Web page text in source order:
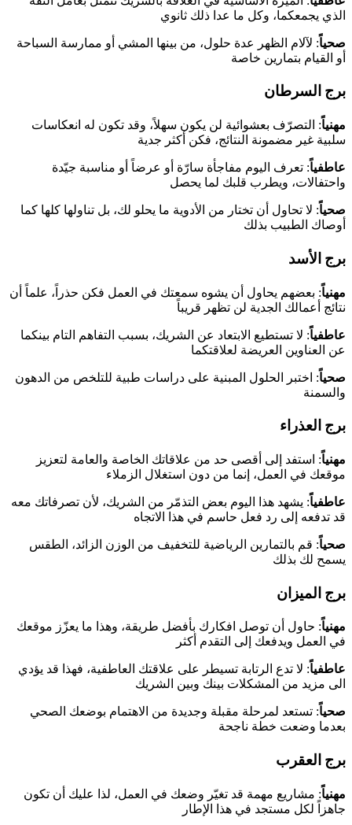
الذي يجمعكما، وكل ما عدا ذلك ثانوي
صحياً: لآلام الظهر عدة حلول، من بينها المشي أو ممارسة السباحة
أو القيام بتمارين خاصة
برج السرطان
مهنياً: التصرّف بعشوائية لن يكون سهلاً، وقد تكون له انعكاسات
سلبية غير مضمونة النتائج، فكن أكثر جدية
عاطفياً: تعرف اليوم مفاجأة سارّة أو عرضاً أو مناسبة جيّدة
واحتفالات، ويطرب قلبك لما يحصل
صحياً: لا تحاول أن تختار من الأدوية ما يحلو لك، بل تناولها كلها كما
أوصاك الطبيب بذلك
برج الأسد
مهنياً: بعضهم يحاول أن يشوه سمعتك في العمل فكن حذراً، علماً أن
نتائج أعمالك الجدية لن تظهر قريباً
عاطفياً: لا تستطيع الابتعاد عن الشريك، بسبب التفاهم التام بينكما
عن العناوين العريضة لعلاقتكما
صحياً: اختبر الحلول المبنية على دراسات طبية للتلخص من الدهون
والسمنة
برج العذراء
مهنياً: استفد إلى أقصى حد من علاقاتك الخاصة والعامة لتعزيز
موقعك في العمل، إنما من دون استغلال الزملاء
عاطفياً: يشهد هذا اليوم بعض التذمّر من الشريك، لأن تصرفاتك معه
قد تدفعه إلى رد فعل حاسم في هذا الاتجاه
صحياً: قم بالتمارين الرياضية للتخفيف من الوزن الزائد، الطقس
يسمح لك بذلك
برج الميزان
مهنياً: حاول أن توصل افكارك بأفضل طريقة، وهذا ما يعزّز موقعك
في العمل ويدفعك إلى التقدم أكثر
عاطفياً: لا تدع الرتابة تسيطر على علاقتك العاطفية، فهذا قد يؤدي
الى مزيد من المشكلات بينك وبين الشريك
صحياً: تستعد لمرحلة مقبلة وجديدة من الاهتمام بوضعك الصحي
بعدما وضعت خطة ناجحة
برج العقرب
مهنياً: مشاريع مهمة قد تغيّر وضعك في العمل، لذا عليك أن تكون
جاهزاً لكل مستجد في هذا الإطار